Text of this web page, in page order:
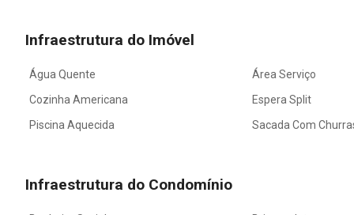
Infraestrutura do Imóvel
Água Quente
Área Serviço
Cozinha Americana
Espera Split
Piscina Aquecida
Sacada Com
Infraestrutura do Condomínio